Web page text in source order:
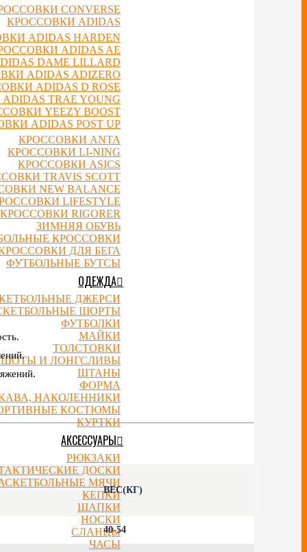
CONVERSE
КРОССОВКИ ADIDAS
ADIDAS HARDEN
ADIDAS AE
DAME LILLARD
ADIDAS ADIZERO
ADIDAS D ROSE
TRAE YOUNG
YEEZY BOOST
ADIDAS POST UP
КРОССОВКИ ANTA
КРОССОВКИ LI-NING
КРОССОВКИ ASICS
TRAVIS SCOTT
NEW BALANCE
LIFESTYLE
КРОССОВКИ RIGORER
ЗИМНЯЯ ОБУВЬ
КРОССОВКИ
ДЛЯ БЕГА
ФУТБОЛЬНЫЕ БУТСЫ
ОДЕЖДА
ДЖЕРСИ
ШОРТЫ
ФУТБОЛКИ
МАЙКИ
ТОЛСТОВКИ
И ЛОНГСЛИВЫ
ШТАНЫ
ФОРМА
НАКОЛЕННИКИ
КОСТЮМЫ
КУРТКИ
АКСЕССУАРЫ
РЮКЗАКИ
ДОСКИ
МЯЧИ
КЕПКИ
ШАПКИ
НОСКИ
СЛАНЦЫ
ЧАСЫ
ВЕС(КГ)
40-54